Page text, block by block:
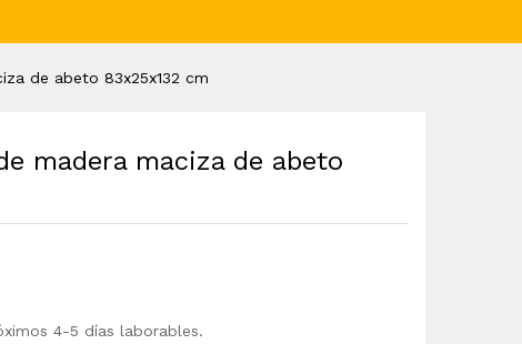
de abeto 83x25x132 cm
madera maciza de abeto
4-5 días laborables.